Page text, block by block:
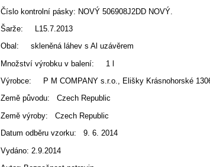
Číslo kontrolní pásky: NOVÝ 506908J2DD NOVÝ.
Šarže: L15.7.2013
Obal: skleněná láhev s Al uzávěrem
Množství výrobku v balení: 1 l
Výrobce: P M COMPANY s.r.o., Elišky Krásnohorské
Země původu: Czech Republic
Země výroby: Czech Republic
Datum odběru vzorku: 9. 6. 2014
Vydáno: 2.9.2014